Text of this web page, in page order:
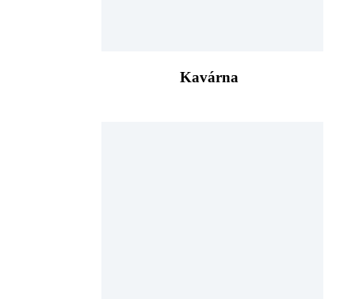
Kavárna